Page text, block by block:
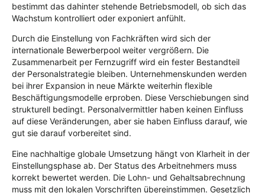
bestimmt das dahinter stehende Betriebsmodell, ob sich das
Wachstum kontrolliert oder exponiert anfühlt.
Durch die Einstellung von Fachkräften wird sich der
internationale Bewerberpool weiter vergrößern. Die
Zusammenarbeit per Fernzugriff wird ein fester Bestandteil
der Personalstrategie bleiben. Unternehmenskunden werden
bei ihrer Expansion in neue Märkte weiterhin flexible
Beschäftigungsmodelle erproben. Diese Verschiebungen sind
strukturell bedingt. Personalvermittler haben keinen Einfluss
auf diese Veränderungen, aber sie haben Einfluss darauf, wie
gut sie darauf vorbereitet sind.
Eine nachhaltige globale Umsetzung hängt von Klarheit in der
Einstellungsphase ab. Der Status des Arbeitnehmers muss
korrekt bewertet werden. Die Lohn- und Gehaltsabrechnung
muss mit den lokalen Vorschriften übereinstimmen. Gesetzlich